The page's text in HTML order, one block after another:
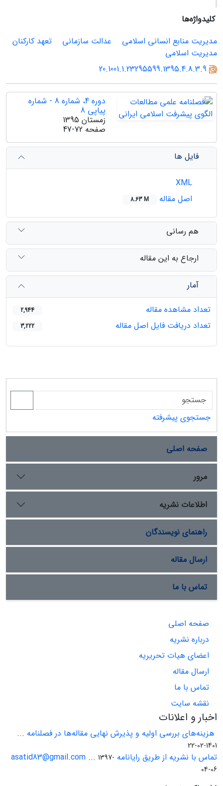
کلیدواژه‌ها
مدیریت منابع انسانی اسلامی
عدالت سازمانی
تعهد کارکنان
مدیریت اسلامی
20.1001.1.23295599.1395.4.8.3.9
دوره 4، شماره 8 - شماره
پیاپی 8
زمستان 1395
صفحه 47-72
فایل ها
اصل مقاله
8.63 M
هم رسانی
ارجاع به این مقاله
آمار
تعداد مشاهده مقاله
2,944
تعداد دریافت فایل اصل مقاله 3,222
جستجوی پیشرفته
صفحه اصلی
مرور
اطلاعات نشریه
راهنمای نویسندگان
ارسال مقاله
تماس با ما
صفحه اصلی
درباره نشریه
اعضای هیات تحریریه
ارسال مقاله
تماس با ما
نقشه سایت
اخبار و اعلانات
هزینه‌های بررسی اولیه و پذیرش نهایی مقاله‌ها در فصلنامه ...
1401-02-22
تماس با نشریه از طریق رایانامه asatid83@gmail.com ... 1397-
04-06